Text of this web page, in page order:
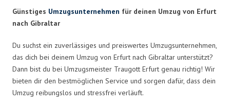
Günstiges Umzugsunternehmen für deinen Umzug von Erfurt
nach Gibraltar
Du suchst ein zuverlässiges und preiswertes Umzugsunternehmen,
das dich bei deinem Umzug von Erfurt nach Gibraltar unterstützt?
Dann bist du bei Umzugsmeister Traugott Erfurt genau richtig! Wir
bieten dir den bestmöglichen Service und sorgen dafür, dass dein
Umzug reibungslos und stressfrei verläuft.